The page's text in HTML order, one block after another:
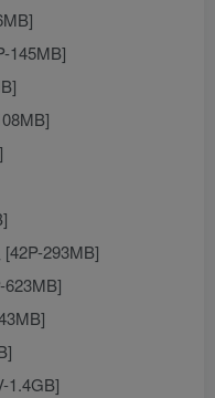
145MB]
293MB]
1.4GB]